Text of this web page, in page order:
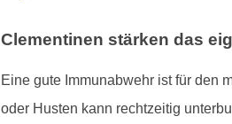
Clementinen stärken das
Eine gute Immunabwehr ist für den
oder Husten kann rechtzeitig